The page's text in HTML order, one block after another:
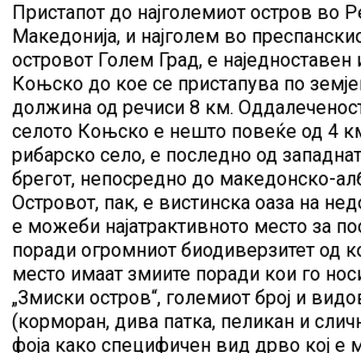
Пристапот до најголемиот остров во
Македонија, и најголем во
островот Голем Град, е наједноставен
Коњско до кое се пристапува по
должина од речиси 8 км.
селото Коњско е нешто повеќе од 4
рибарско село, e последно од
брегот, непосредно до македонско-
Островот, пак, е вистинска оаза на
е можеби најатрактивното место за
поради огромниот биодиверзитет од
место имаат змиите поради кои го
„Змиски остров“, големиот број и
(корморан, дива патка, пеликан и
фоја како специфичен вид дрво кој е